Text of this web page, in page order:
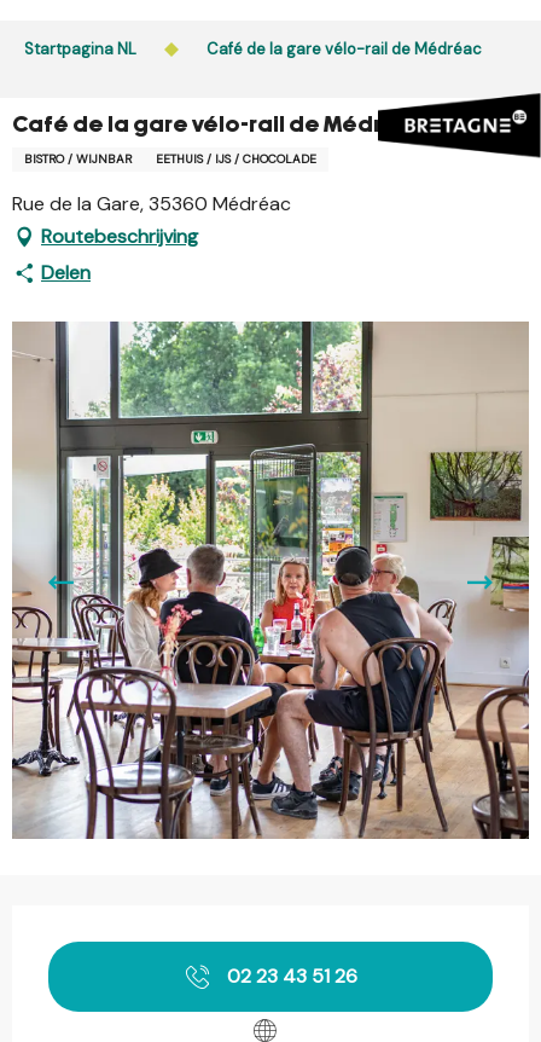
Startpagina NL Café de la gare vélo-rail de Médréac
Café de la gare vélo-rail de Médréac
BISTRO / WIJNBAR EETHUIS / IJS / CHOCOLADE
Rue de la Gare, 35360 Médréac
Routebeschrijving
Delen
02 23 43 51 26